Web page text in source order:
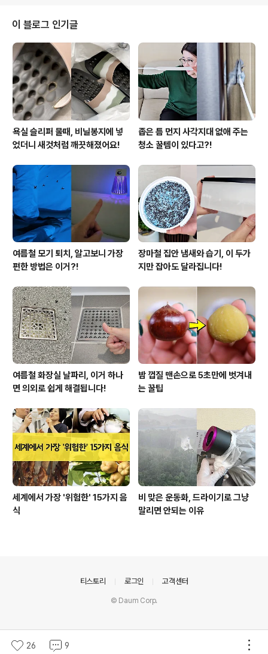
리카락 말고 분무기에 담아서 써보세요. 린스를 푼 물로 욕
실 거울이나 세면대, 수도꼭지 등을 닦으면 얼룩이 제거되
고요. 린스의 코팅효과로 먼지도 덜 쌓여요. 샤워부스는 매
번 깨끗하게 청소해도 비눗물때가 끼어서 유난히 더 더러
워 보이죠. 샤워부스를 청소한 뒤 마무리에 이 린스를 묻혀
서 닦으면..
이 블로그 인기글
욕실 슬리퍼 물때, 비닐봉지에 넣
었더니 새것처럼 깨끗해졌어요!
좁은 틈 먼지 사각지대 없애 주는
청소 꿀템이 있다고?!
여름철 모기 퇴치, 알고보니 가장
편한 방법은 이거?!
장마철 집안 냄새와 습기, 이 두가
지만 잡아도 달라집니다!
여름철 화장실 날파리, 이거 하나
면 의외로 쉽게 해결됩니다!
밤 껍질 맨손으로 5초만에 벗겨내
는 꿀팁
세계에서 가장 '위험한' 15가지 음
식
비 맞은 운동화, 드라이기로 그냥
말리면 안되는 이유
26 9
티스토리 로그인 고객센터
© Daum Corp.